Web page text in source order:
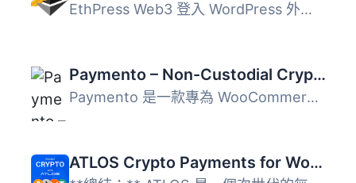
EthPress Web3 登入 WordPress 外掛增加了連接加密貨幣錢包的...
Paymento – Non-Custodial Crypto Payment Gateway for WooCommerce
Paymento 是一款專為 WooCommerce 設計的非保管型加密貨幣支...
ATLOS Crypto Payments for WooCommerce